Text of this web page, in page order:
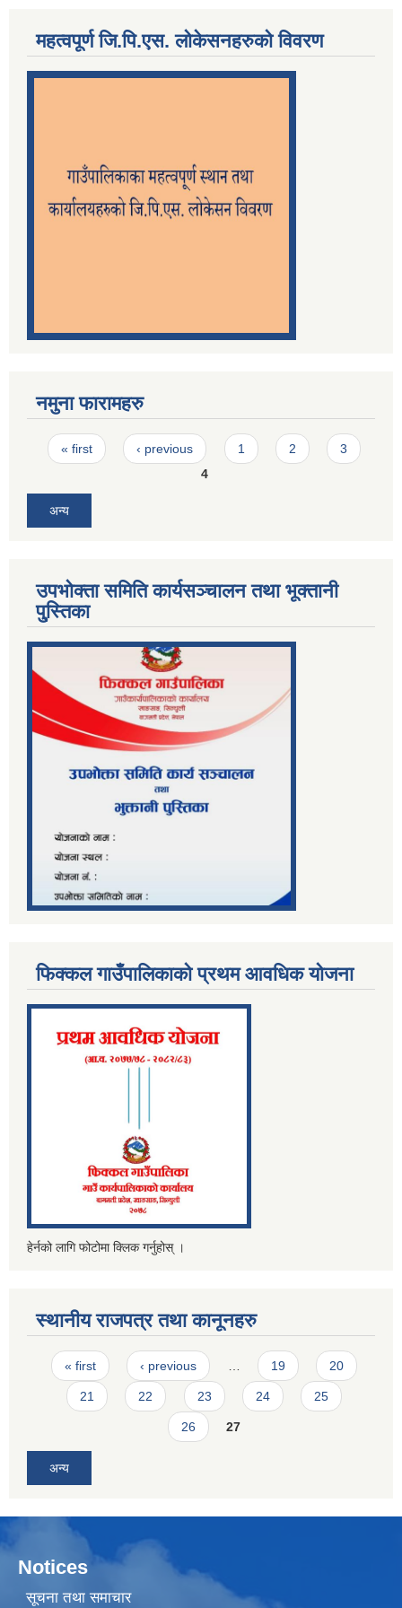
महत्वपूर्ण जि.पि.एस. लोकेसनहरुको विवरण
नमुना फारामहरु
Pages
« first ‹ previous 1 2
3
4
अन्य
उपभोक्ता समिति कार्यसञ्चालन तथा भूक्तानी
पु्स्तिका
फिक्कल गाउँपालिकाको प्रथम आवधिक योजना
हेर्नको लागि फोटोमा क्लिक गर्नुहोस् ।
स्थानीय राजपत्र तथा कानूनहरु
Pages
« first ‹ previous 19 20
21 22 23 24 25
26 27
अन्य
Notices
सूचना तथा समाचार